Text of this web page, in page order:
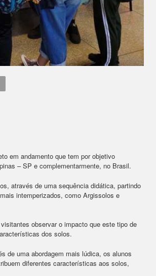
em andamento que tem por objetivo
– SP e complementarmente, no Brasil.
através de uma sequência didática, partindo
intemperizados, como Argissolos e
observar o impacto que este tipo de
dos solos.
de uma abordagem mais lúdica, os alunos
diferentes características aos solos,